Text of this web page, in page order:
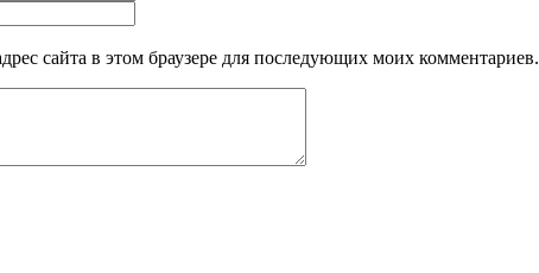
сайта в этом браузере для последующих моих комментариев.